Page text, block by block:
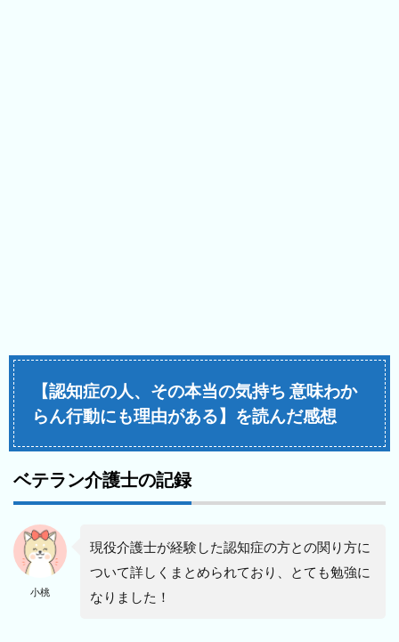
【認知症の人、その本当の気持ち 意味わか
らん行動にも理由がある】を読んだ感想
ベテラン介護士の記録
小桃
現役介護士が経験した認知症の方との関り方に
ついて詳しくまとめられており、とても勉強に
なりました！